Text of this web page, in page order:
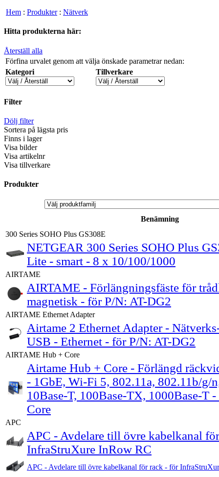
Hem : Produkter: Nätverk
Hitta produkterna här:
Återställ alla
Förfina urvalet genom att välja önskade parametrar nedan:
Kategori
Tillverkare
Filter
Dölj filter
Sortera på lägsta pris
Finns i lager
Visa bilder
Visa artikelnr
Visa tillverkare
Produkter
Benämning
300 Series SOHO Plus GS308E
NETGEAR 300 Series SOHO Plus
Lite - smart - 8 x 10/100/1000
AIRTAME
AIRTAME - Förlängningsfäste för
magnetisk - för P/N: AT-DG2
AIRTAME Ethernet Adapter
Airtame 2 Ethernet Adapter -
USB - Ethernet - för P/N: AT-DG2
AIRTAME Hub + Core
Airtame Hub + Core - Förlängd
- 1GbE, Wi-Fi 5, 802.11a, 802.11b/g/
10Base-T, 100Base-TX, 1000Base-T
Core
APC
APC - Avdelare till övre kabelkanal
InfraStruXure InRow RC
APC - Avdelare till övre kabelkanal för rack - för